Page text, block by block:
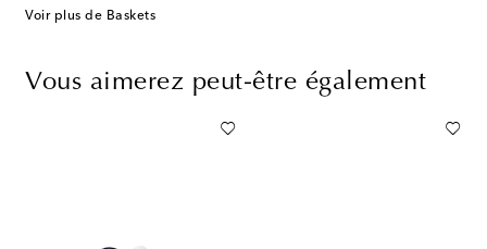
Voir plus de Baskets
Vous aimerez peut-être également